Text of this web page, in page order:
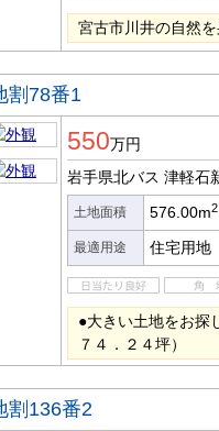
宮古市川井の自然
割78番1
550万円
岩手県北バス 津軽石
土地面積 576.00m2
最適用途 住宅用地
●大きい土地をお探
７４．２４坪）
割136番2